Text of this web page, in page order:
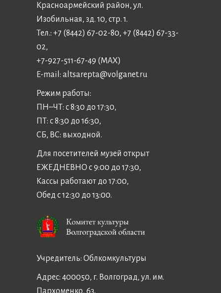
Красноармейский район, ул.
Изобильная, зд. 10, стр. 1.
Тел.: +7 (8442) 67-02-80, +7 (8442) 67-33-
02,
+7-927-511-67-49 (MAX)
E-mail: altsarepta@volganet.ru
Режим работы:
ПН–ЧТ: с 8:30 до 17:30,
ПТ: с 8:30 до 16:30,
СБ, ВС: выходной.
Для посетителей музей открыт
ЕЖЕДНЕВНО с 9:00 до 17:30,
Кассы работают до 17:00,
Обед с 12:30 до 13:00.
Учредитель: Облкомкультуры
Адрес: 400050, г. Волгоград, ул. им.
Пархоменко, 63.